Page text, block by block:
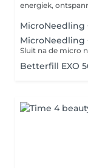
energiek,
MicroNeedling
MicroNeedling
Betterfill EXO